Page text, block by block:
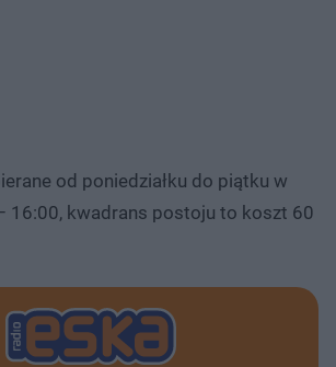
od poniedziałku do piątku w
16:00, kwadrans postoju to koszt 60